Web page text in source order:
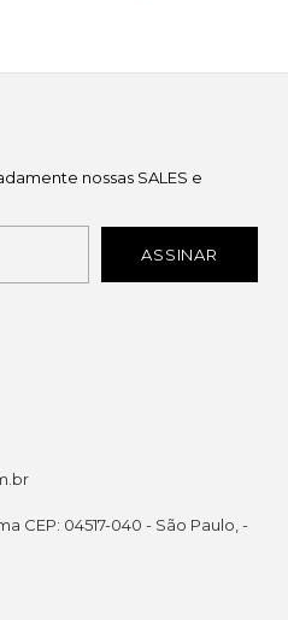
CEP: 04517-040 - São Paulo, -
nossas SALES e